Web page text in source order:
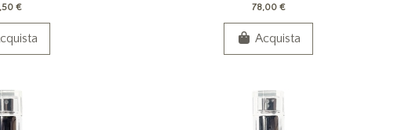
€ 78,00 €
Acquista